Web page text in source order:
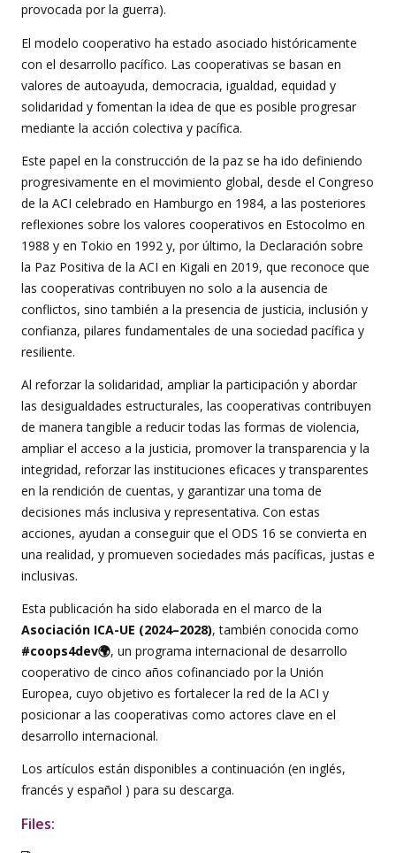
provocada por la guerra).
El modelo cooperativo ha estado asociado históricamente
con el desarrollo pacífico. Las cooperativas se basan en
valores de autoayuda, democracia, igualdad, equidad y
solidaridad y fomentan la idea de que es posible progresar
mediante la acción colectiva y pacífica.
Este papel en la construcción de la paz se ha ido definiendo
progresivamente en el movimiento global, desde el Congreso
de la ACI celebrado en Hamburgo en 1984, a las posteriores
reflexiones sobre los valores cooperativos en Estocolmo en
1988 y en Tokio en 1992 y, por último, la Declaración sobre
la Paz Positiva de la ACI en Kigali en 2019, que reconoce que
las cooperativas contribuyen no solo a la ausencia de
conflictos, sino también a la presencia de justicia, inclusión y
confianza, pilares fundamentales de una sociedad pacífica y
resiliente.
Al reforzar la solidaridad, ampliar la participación y abordar
las desigualdades estructurales, las cooperativas contribuyen
de manera tangible a reducir todas las formas de violencia,
ampliar el acceso a la justicia, promover la transparencia y la
integridad, reforzar las instituciones eficaces y transparentes
en la rendición de cuentas, y garantizar una toma de
decisiones más inclusiva y representativa. Con estas
acciones, ayudan a conseguir que el ODS 16 se convierta en
una realidad, y promueven sociedades más pacíficas, justas e
inclusivas.
Esta publicación ha sido elaborada en el marco de la
Asociación ICA-UE (2024–2028), también conocida como
#coops4dev🌍, un programa internacional de desarrollo
cooperativo de cinco años cofinanciado por la Unión
Europea, cuyo objetivo es fortalecer la red de la ACI y
posicionar a las cooperativas como actores clave en el
desarrollo internacional.
Los artículos están disponibles a continuación (en inglés,
francés y español ) para su descarga.
Files: